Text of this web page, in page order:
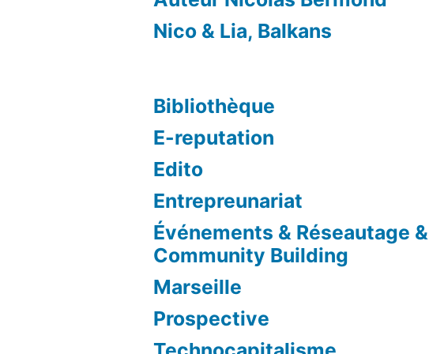
Nico & Lia, Balkans
Bibliothèque
E-reputation
Edito
Entrepreunariat
Événements & Réseautage &
Community Building
Marseille
Prospective